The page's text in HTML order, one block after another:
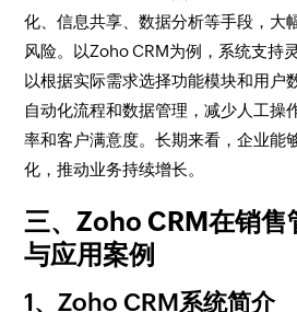
化、信息共享、数据分析等手段，大
风险。以Zoho CRM为例，系统支持
以根据实际需求选择功能模块和用户
自动化流程和数据管理，减少人工操
率和客户满意度。长期来看，企业能
化，推动业务持续增长。
三、Zoho CRM在销售
与应用案例
1、Zoho CRM系统简介